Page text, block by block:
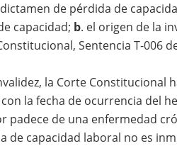
de pérdida de
capacidad; b. el origen de la
Sentencia T-006
la Corte Constitucional
la fecha de ocurrencia del
padece de una enfermedad
de capacidad laboral no es